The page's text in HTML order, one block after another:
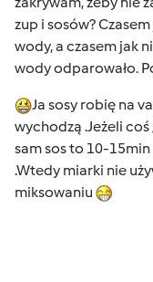
zup i sosów?
wody, a czasem jak
wody odparowało.
Ja sosy robię na
wychodzą .Jeżeli
sam sos to 10-
.Wtedy miarki nie
miksowaniu